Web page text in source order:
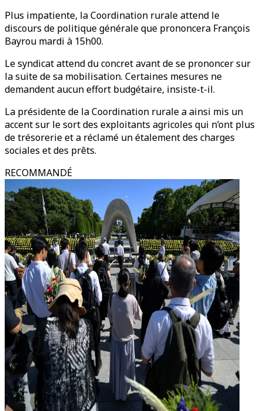
Plus impatiente, la Coordination rurale attend le
discours de politique générale que prononcera François
Bayrou mardi à 15h00.
Le syndicat attend du concret avant de se prononcer sur
la suite de sa mobilisation. Certaines mesures ne
demandent aucun effort budgétaire, insiste-t-il.
La présidente de la Coordination rurale a ainsi mis un
accent sur le sort des exploitants agricoles qui n’ont plus
de trésorerie et a réclamé un étalement des charges
sociales et des prêts.
RECOMMANDÉ